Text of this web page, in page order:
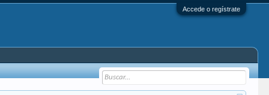
Accede o regístrate